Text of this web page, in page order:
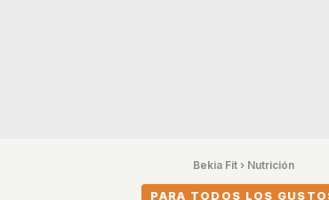
Bekia Fit › Nutrición
PARA TODOS LOS